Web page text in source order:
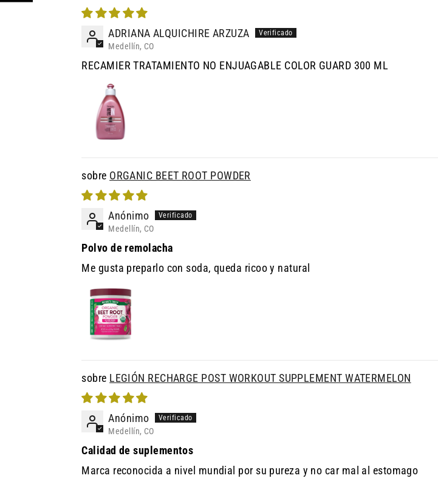
ADRIANA ALQUICHIRE ARZUZA
Medellín, CO
RECAMIER TRATAMIENTO NO ENJUAGABLE COLOR GUARD 300 ML
ORGANIC BEET ROOT POWDER
Anónimo
Medellín, CO
Polvo de remolacha
Me gusta preparlo con soda, queda ricoo y natural
LEGIÓN RECHARGE POST WORKOUT SUPPLEMENT WATERMELON
Anónimo
Medellín, CO
Calidad de suplementos
Marca reconocida a nivel mundial por su pureza y no car mal al estomago